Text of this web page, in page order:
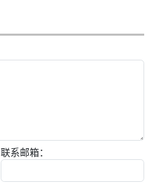
联系邮箱：